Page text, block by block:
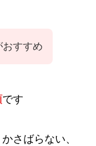
おすすめ
です
さばらない、